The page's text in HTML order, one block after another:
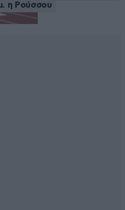
η Ρούσσου